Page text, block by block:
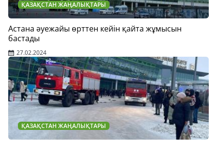
ҚАЗАҚСТАН ЖАҢАЛЫҚТАРЫ
Астана әуежайы өрттен кейін қайта жұмысын
бастады
27.02.2024
ҚАЗАҚСТАН ЖАҢАЛЫҚТАРЫ